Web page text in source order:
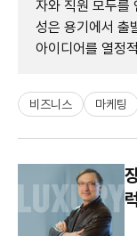
자와 직원 모두를
성은 용기에서 출
아이디어를 열정
비즈니스 마케팅